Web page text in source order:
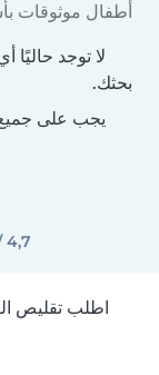
أطفال موثوقات
بحثك.
يجب على جميع
4,7 / 5
اطلب تقليص